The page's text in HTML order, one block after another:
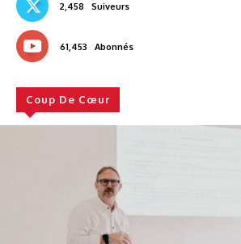
2,458 Suiveurs
61,453 Abonnés
Coup De Cœur